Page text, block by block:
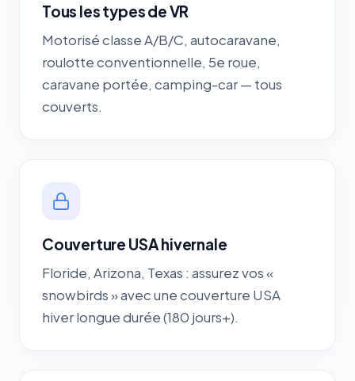
Tous les types de VR
Motorisé classe A/B/C, autocaravane,
roulotte conventionnelle, 5e roue,
caravane portée, camping-car — tous
couverts.
Couverture USA hivernale
Floride, Arizona, Texas : assurez vos «
snowbirds » avec une couverture USA
hiver longue durée (180 jours+).